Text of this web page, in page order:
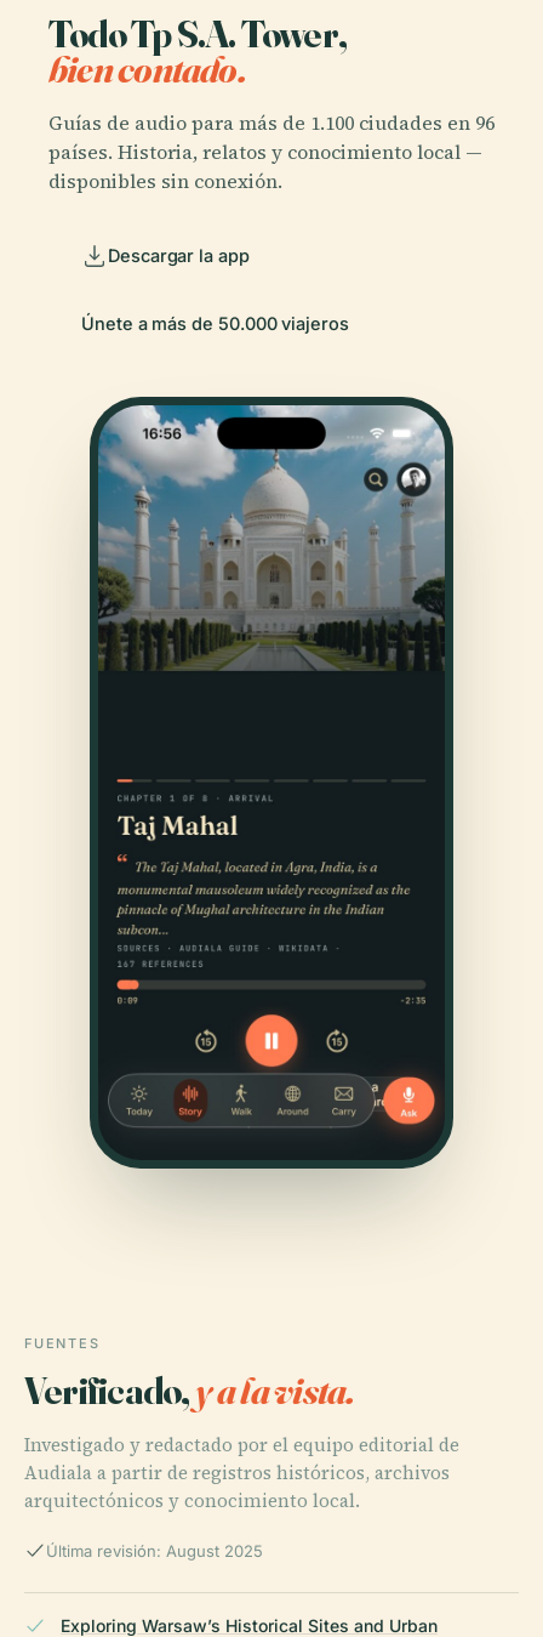
Todo Tp S.A. Tower,
bien contado.
Guías de audio para más de 1.100 ciudades en 96
países. Historia, relatos y conocimiento local —
disponibles sin conexión.
Descargar la app
Únete a más de 50.000 viajeros
FUENTES
Verificado,y a la vista.
Investigado y redactado por el equipo editorial de
Audiala a partir de registros históricos, archivos
arquitectónicos y conocimiento local.
Última revisión: August 2025
Exploring Warsaw’s Historical Sites and Urban